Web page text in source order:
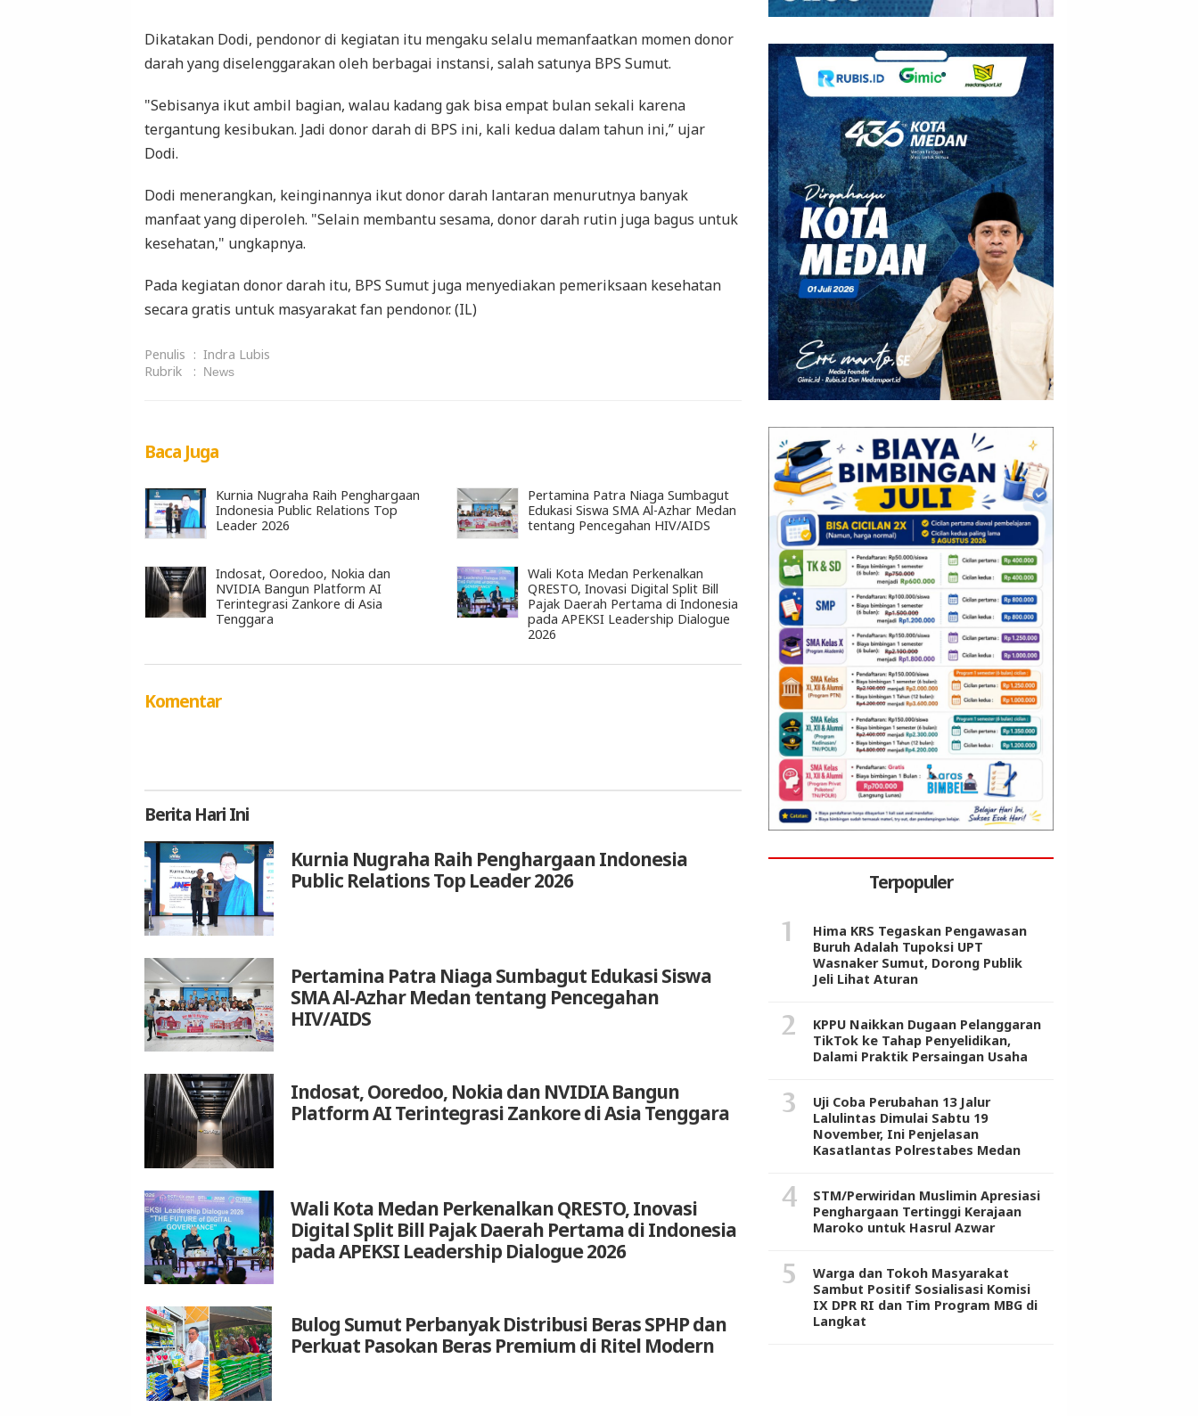
Dikatakan Dodi, pendonor di kegiatan itu mengaku selalu memanfaatkan momen donor
darah yang diselenggarakan oleh berbagai instansi, salah satunya BPS Sumut.
"Sebisanya ikut ambil bagian, walau kadang gak bisa empat bulan sekali karena
tergantung kesibukan. Jadi donor darah di BPS ini, kali kedua dalam tahun ini,” ujar
Dodi.
Dodi menerangkan, keinginannya ikut donor darah lantaran menurutnya banyak
manfaat yang diperoleh. "Selain membantu sesama, donor darah rutin juga bagus untuk
kesehatan," ungkapnya.
Pada kegiatan donor darah itu, BPS Sumut juga menyediakan pemeriksaan kesehatan
secara gratis untuk masyarakat fan pendonor. (IL)
Penulis : Indra Lubis
Rubrik
: News
Baca Juga
Kurnia Nugraha Raih Penghargaan
Indonesia Public Relations Top
Leader 2026
Pertamina Patra Niaga Sumbagut
Edukasi Siswa SMA Al-Azhar Medan
tentang Pencegahan HIV/AIDS
Indosat, Ooredoo, Nokia dan
NVIDIA Bangun Platform AI
Terintegrasi Zankore di Asia
Tenggara
Wali Kota Medan Perkenalkan
QRESTO, Inovasi Digital Split Bill
Pajak Daerah Pertama di Indonesia
pada APEKSI Leadership Dialogue
2026
Komentar
Berita Hari Ini
Kurnia Nugraha Raih Penghargaan Indonesia
Public Relations Top Leader 2026
Pertamina Patra Niaga Sumbagut Edukasi Siswa
SMA Al-Azhar Medan tentang Pencegahan
HIV/AIDS
Indosat, Ooredoo, Nokia dan NVIDIA Bangun
Platform AI Terintegrasi Zankore di Asia Tenggara
Wali Kota Medan Perkenalkan QRESTO, Inovasi
Digital Split Bill Pajak Daerah Pertama di Indonesia
pada APEKSI Leadership Dialogue 2026
Bulog Sumut Perbanyak Distribusi Beras SPHP dan
Perkuat Pasokan Beras Premium di Ritel Modern
Terpopuler
Hima KRS Tegaskan Pengawasan
Buruh Adalah Tupoksi UPT
Wasnaker Sumut, Dorong Publik
Jeli Lihat Aturan
KPPU Naikkan Dugaan Pelanggaran
TikTok ke Tahap Penyelidikan,
Dalami Praktik Persaingan Usaha
Uji Coba Perubahan 13 Jalur
Lalulintas Dimulai Sabtu 19
November, Ini Penjelasan
Kasatlantas Polrestabes Medan
STM/Perwiridan Muslimin Apresiasi
Penghargaan Tertinggi Kerajaan
Maroko untuk Hasrul Azwar
Warga dan Tokoh Masyarakat
Sambut Positif Sosialisasi Komisi
IX DPR RI dan Tim Program MBG di
Langkat